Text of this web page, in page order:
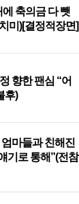
축의금 다 뺏
미)[결정적장면]
향한 팬심 “어
후)
마들과 친해진
기로 통해”(전참